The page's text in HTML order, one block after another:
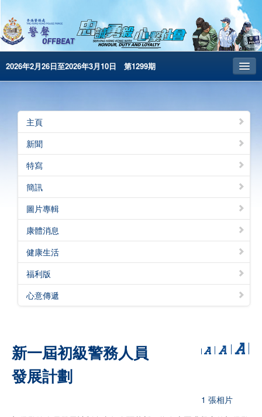
2026年2月26日至2026年3月10日 第1299期
昔日警聲
警務處主頁
简体版
English
電子書版
警聲特刊
主頁
新聞
特寫
簡訊
圖片專輯
康體消息
健康生活
福利版
心意傳遞
新一屆初級警務人員
發展計劃
1 張相片